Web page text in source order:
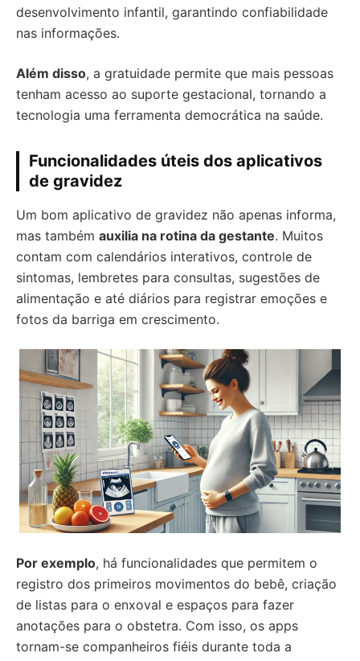
desenvolvimento infantil, garantindo confiabilidade
nas informações.
Além disso, a gratuidade permite que mais pessoas
tenham acesso ao suporte gestacional, tornando a
tecnologia uma ferramenta democrática na saúde.
Funcionalidades úteis dos aplicativos
de gravidez
Um bom aplicativo de gravidez não apenas informa,
mas também auxilia na rotina da gestante. Muitos
contam com calendários interativos, controle de
sintomas, lembretes para consultas, sugestões de
alimentação e até diários para registrar emoções e
fotos da barriga em crescimento.
Por exemplo, há funcionalidades que permitem o
registro dos primeiros movimentos do bebê, criação
de listas para o enxoval e espaços para fazer
anotações para o obstetra. Com isso, os apps
tornam-se companheiros fiéis durante toda a